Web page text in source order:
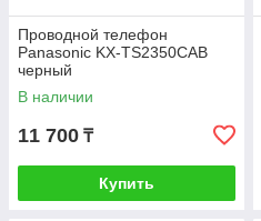
Проводной телефон
Panasonic KX-TS2350CAB
черный
В наличии
11 700 ₸
Купить